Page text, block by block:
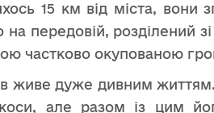
15 км від міста, вони
передовій, розділений
частково окупованою
живе дуже дивним
коси, але разом із цим